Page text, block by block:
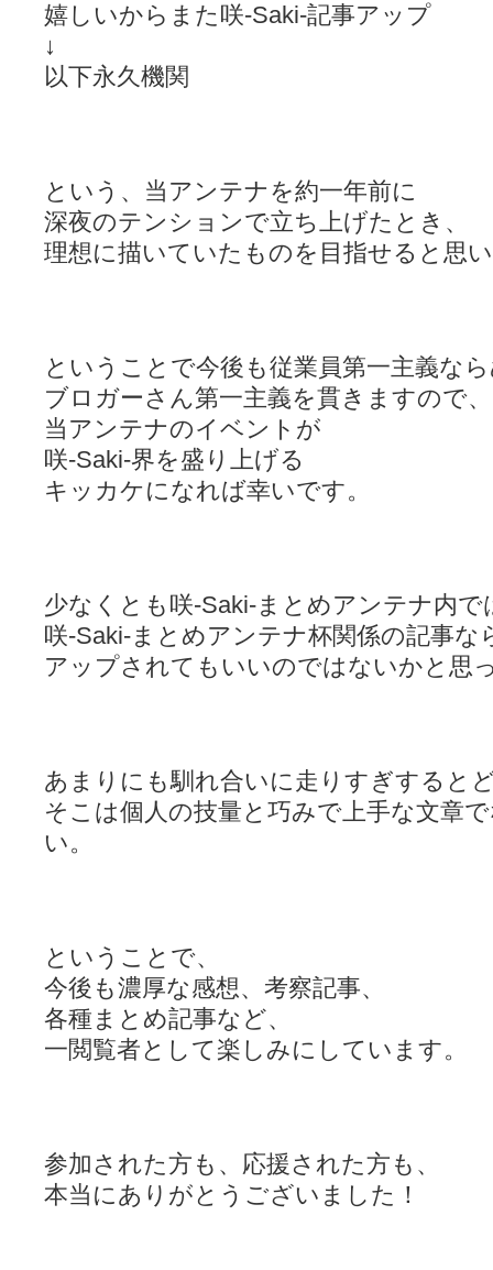
嬉しいからまた咲-Saki-記事アップ
↓
以下永久機関
という、当アンテナを約一年前に
深夜のテンションで立ち上げたとき、
理想に描いていたものを目指せると思
ということで今後も従業員第一主義な
ブロガーさん第一主義を貫きますので、
当アンテナのイベントが
咲-Saki-界を盛り上げる
キッカケになれば幸いです。
少なくとも咲-Saki-まとめアンテナ内で
咲-Saki-まとめアンテナ杯関係の記事な
アップされてもいいのではないかと思
あまりにも馴れ合いに走りすぎすると
そこは個人の技量と巧みで上手な文章
い。
ということで、
今後も濃厚な感想、考察記事、
各種まとめ記事など、
一閲覧者として楽しみにしています。
参加された方も、応援された方も、
本当にありがとうございました！